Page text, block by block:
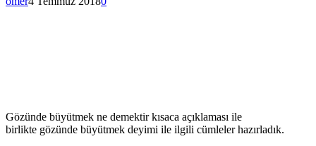
Gözünde büyütmek ne demektir kısaca açıklaması ile
birlikte gözünde büyütmek deyimi ile ilgili cümleler hazırladık.